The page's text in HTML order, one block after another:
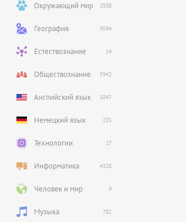
Окружающий мир 2508
География 9594
Естествознание 14
Обществознание 5942
Английский язык 5847
Немецкий язык 235
Технологии 17
Информатика 4328
Человек и мир 9
Музыка 782